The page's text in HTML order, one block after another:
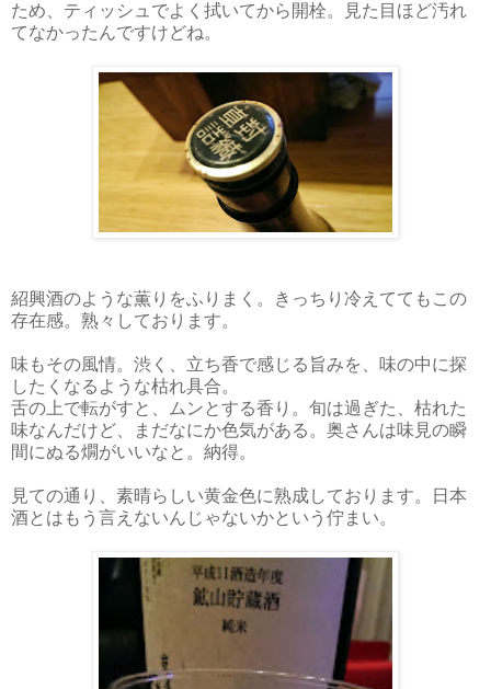
ため、ティッシュでよく拭いてから開栓。見た目ほど汚れ
てなかったんですけどね。
紹興酒のような薫りをふりまく。きっちり冷えててもこの
存在感。熟々しております。
味もその風情。渋く、立ち香で感じる旨みを、味の中に探
したくなるような枯れ具合。
舌の上で転がすと、ムンとする香り。旬は過ぎた、枯れた
味なんだけど、まだなにか色気がある。奥さんは味見の瞬
間にぬる燗がいいなと。納得。
見ての通り、素晴らしい黄金色に熟成しております。日本
酒とはもう言えないんじゃないかという佇まい。